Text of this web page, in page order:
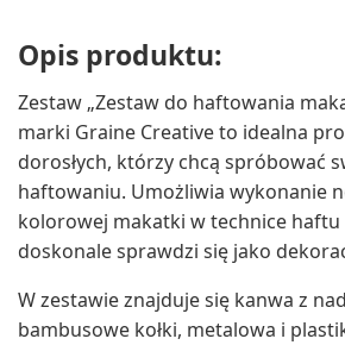
Opis produktu:
Zestaw „Zestaw do haftowania
marki Graine Creative to idealna
dorosłych, którzy chcą spróbować
haftowaniu. Umożliwia wykonanie
kolorowej makatki w technice haftu
doskonale sprawdzi się jako
W zestawie znajduje się kanwa z
bambusowe kołki, metalowa i